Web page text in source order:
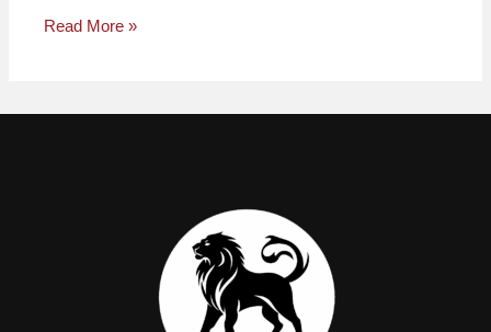
Read More »